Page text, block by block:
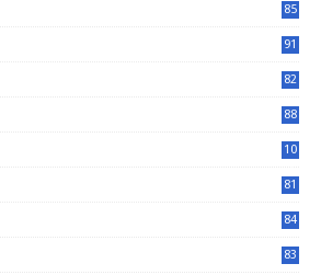
85
91
82
88
10
81
84
83